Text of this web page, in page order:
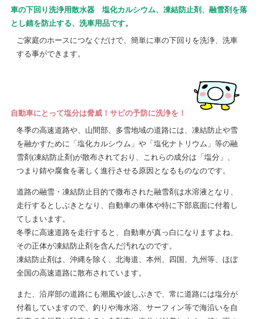
車の下回り洗浄用散水器 塩化カルシウム、凍結防止剤、融雪剤を落
とし錆を防止する、洗車用品です。
ご家庭のホースにつなぐだけで、簡単に車の下回りを洗浄、洗車
する事ができます。
自動車にとって塩分は脅威！サビの予防に洗浄を！
冬季の高速道路や、山間部、多雪地域の道路には、凍結防止や雪
を融かすために「塩化カルシウム」や「塩化ナトリウム」等の融
雪剤(凍結防止剤)が散布されており、これらの成分は「塩分」、
つまり錆や腐食を著しく進行させる原因となるものなのです。
道路の融雪・凍結防止目的で撒布された融雪剤は水溶液となり、
走行するとしぶきとなり、自動車の車体や特に下部底面に付着し
てしまいます。
冬季に高速道路を走行すると、自動車が真っ白になりますよね、
その正体が凍結防止剤を含んだ汚れなのです。
凍結防止剤は、沖縄を除く、北海道、本州、四国、九州等、ほぼ
全国の高速道路に散布されています。
また、沿岸部の道路にも潮風や波しぶきで、常に道路には塩分が
付着していますので、釣りや海水浴、サーフィン等で海沿いを自